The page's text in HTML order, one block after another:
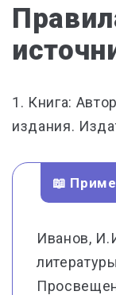
1. Книга:
издания.
📖
Иванов,